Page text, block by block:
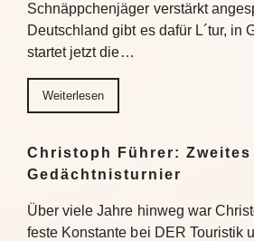
Schnäppchenjäger verstärkt
Deutschland gibt es dafür L´tur, in
startet jetzt die…
Weiterlesen
Christoph Führer: Zweites
Gedächtnisturnier
Über viele Jahre hinweg war
feste Konstante bei DER Touristik